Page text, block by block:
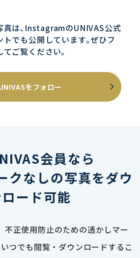
真は､InstagramのUNIVAS公式
トでも公開しています｡ぜひフ
てご覧ください｡
をフォロー
会員なら
クなしの写真をダウ
ード可能
不正使用防止のための透かしマー
つでも閲覧・ダウンロードするこ